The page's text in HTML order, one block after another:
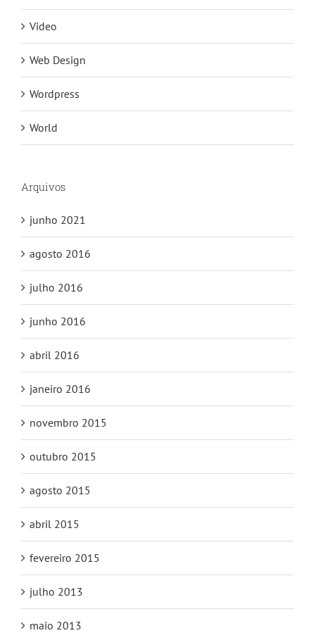
Video
Web Design
Wordpress
World
Arquivos
junho 2021
agosto 2016
julho 2016
junho 2016
abril 2016
janeiro 2016
novembro 2015
outubro 2015
agosto 2015
abril 2015
fevereiro 2015
julho 2013
maio 2013